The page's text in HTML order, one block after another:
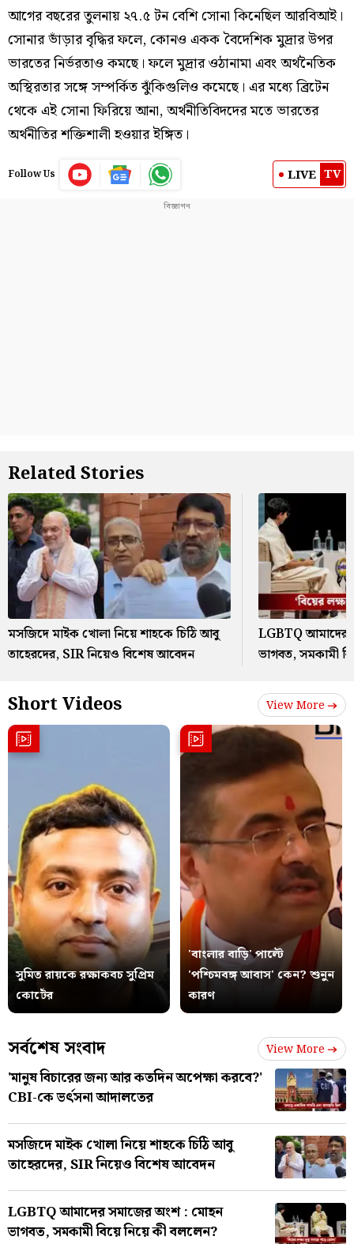
আগের বছরের তুলনায় ২৭.৫ টন বেশি সোনা কিনেছিল আরবিআই।
সোনার ভাঁড়ার বৃদ্ধির ফলে, কোনও একক বৈদেশিক মুদ্রার উপর
ভারতের নির্ভরতাও কমছে। ফলে মুদ্রার ওঠানামা এবং অর্থনৈতিক
অস্থিরতার সঙ্গে সম্পর্কিত ঝুঁকিগুলিও কমেছে। এর মধ্যে ব্রিটেন
থেকে এই সোনা ফিরিয়ে আনা, অর্থনীতিবিদদের মতে ভারতের
অর্থনীতির শক্তিশালী হওয়ার ইঙ্গিত।
Follow Us LIVE TV
Related Stories
মসজিদে মাইক খোলা নিয়ে শাহকে চিঠি আবু
তাহেরদের, SIR নিয়েও বিশেষ আবেদন
LGBTQ আমাদের
ভাগবত, সমকামী
Short Videos View More
সুমিত রায়কে রক্ষাকবচ সুপ্রিম
কোর্টের
'বাংলার বাড়ি' পাল্টে
'পশ্চিমবঙ্গ আবাস' কেন? শুনুন
কারণ
সর্বশেষ সংবাদ View More
'মানুষ বিচারের জন্য আর কতদিন অপেক্ষা করবে?'
CBI-কে ভর্ৎসনা আদালতের
মসজিদে মাইক খোলা নিয়ে শাহকে চিঠি আবু
তাহেরদের, SIR নিয়েও বিশেষ আবেদন
LGBTQ আমাদের সমাজের অংশ : মোহন
ভাগবত, সমকামী বিয়ে নিয়ে কী বললেন?